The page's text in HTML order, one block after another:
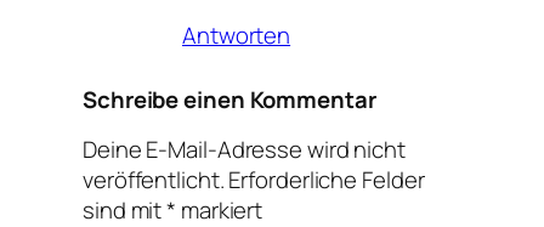
Antworten
Schreibe einen Kommentar
Deine E-Mail-Adresse wird nicht
veröffentlicht.Erforderliche Felder
sind mit* markiert